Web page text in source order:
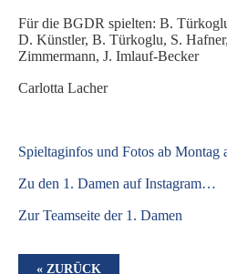
Für die BGDR spielten: B.
D. Künstler, B. Türkoglu, S.
Zimmermann, J. Imlauf-Becker
Carlotta Lacher
Spieltaginfos und Fotos ab
Zu den 1. Damen auf Instagram…
Zur Teamseite der 1. Damen
« ZURÜCK